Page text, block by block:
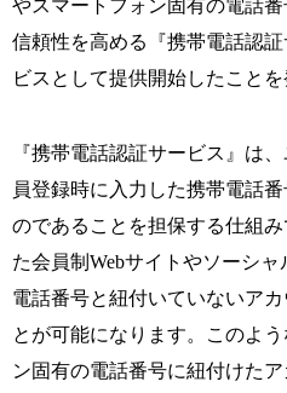
やスマートフォン固有の電話
信頼性を高める『携帯電話認
ビスとして提供開始したことを
『携帯電話認証サービス』は
員登録時に入力した携帯電話
のであることを担保する仕組
た会員制Webサイトやソーシ
電話番号と紐付いていないア
とが可能になります。このよ
ン固有の電話番号に紐付けた